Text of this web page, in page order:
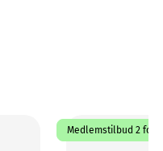
Medlemstilbud 2 for 1